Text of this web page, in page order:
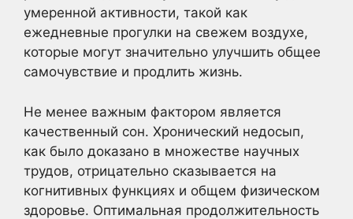
умеренной активности, такой как
ежедневные прогулки на свежем воздухе,
которые могут значительно улучшить общее
самочувствие и продлить жизнь.
Не менее важным фактором является
качественный сон. Хронический недосып,
как было доказано в множестве научных
трудов, отрицательно сказывается на
когнитивных функциях и общем физическом
здоровье. Оптимальная продолжительность